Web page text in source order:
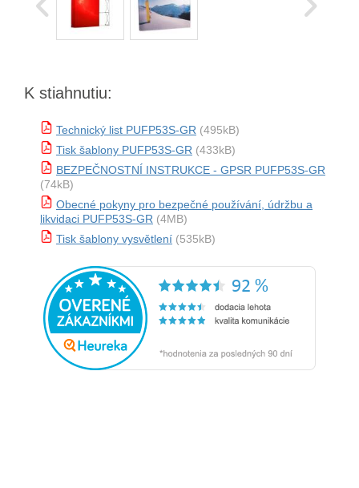
K stiahnutiu:
Technický list PUFP53S-GR (495kB)
Tisk šablony PUFP53S-GR (433kB)
BEZPEČNOSTNÍ INSTRUKCE - GPSR PUFP53S-GR
(74kB)
Obecné pokyny pro bezpečné používání, údržbu a
likvidaci PUFP53S-GR (4MB)
Tisk šablony vysvětlení (535kB)